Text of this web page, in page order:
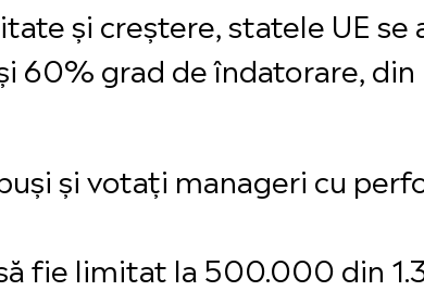
și creștere, statele UE se
60% grad de îndatorare, din
și votați manageri cu
fie limitat la 500.000 din